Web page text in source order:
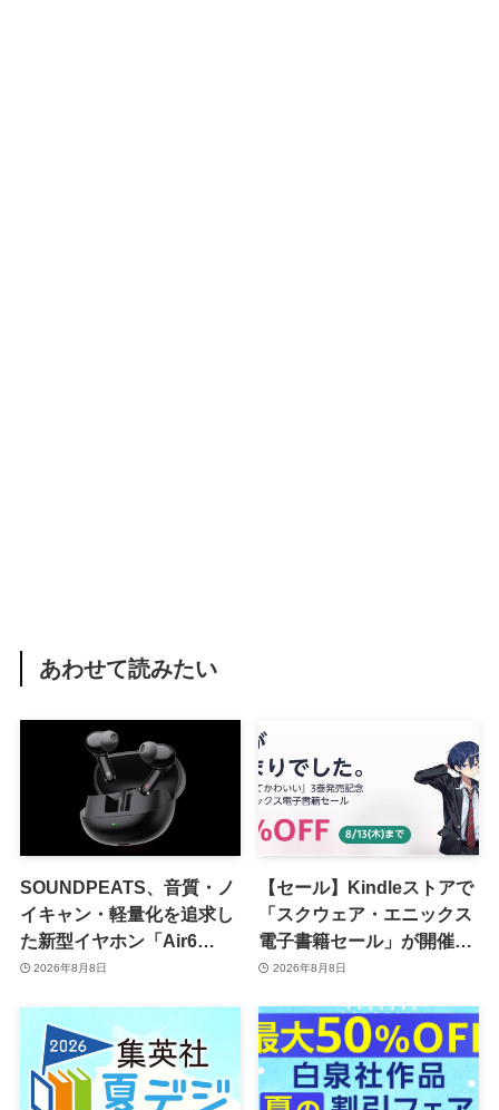
あわせて読みたい
SOUNDPEATS、音質・ノ
イキャン・軽量化を追求し
た新型イヤホン「Air6
Pro」を8月28日に発売へ
2026年8月8日
【セール】Kindleストアで
「スクウェア・エニックス
電子書籍セール」が開催中
ｰ コミックやゲーム関連書
2026年8月8日